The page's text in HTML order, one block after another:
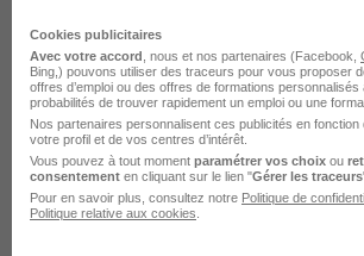
Ces offres pourraient
vous intéresser
Cookies publicitaires
Avec votre accord , nous et nos partenaires (Facebook,
Bing,) pouvons utiliser des traceurs pour vous proposer
offres d’emploi ou des offres de formations personnalisés
probabilités de trouver rapidement un emploi ou une
Nos partenaires personnalisent ces publicités en fonction
votre profil et de vos centres d’intérêt.
Vous pouvez à tout moment paramétrer vos choix ou
consentement en cliquant sur le lien "Gérer les traceurs
Pour en savoir plus, consultez notre Politique de
Politique relative aux cookies